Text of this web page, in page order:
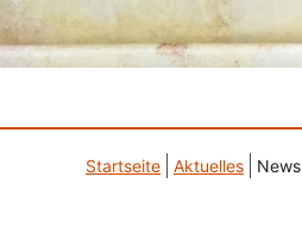
Startseite Aktuelles News